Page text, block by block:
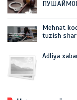
Mehnat
tuzish
Adliya